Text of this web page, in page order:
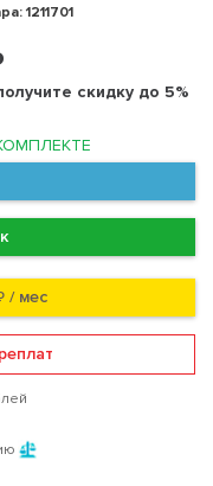
1211701
скидку до 5%
/ мес